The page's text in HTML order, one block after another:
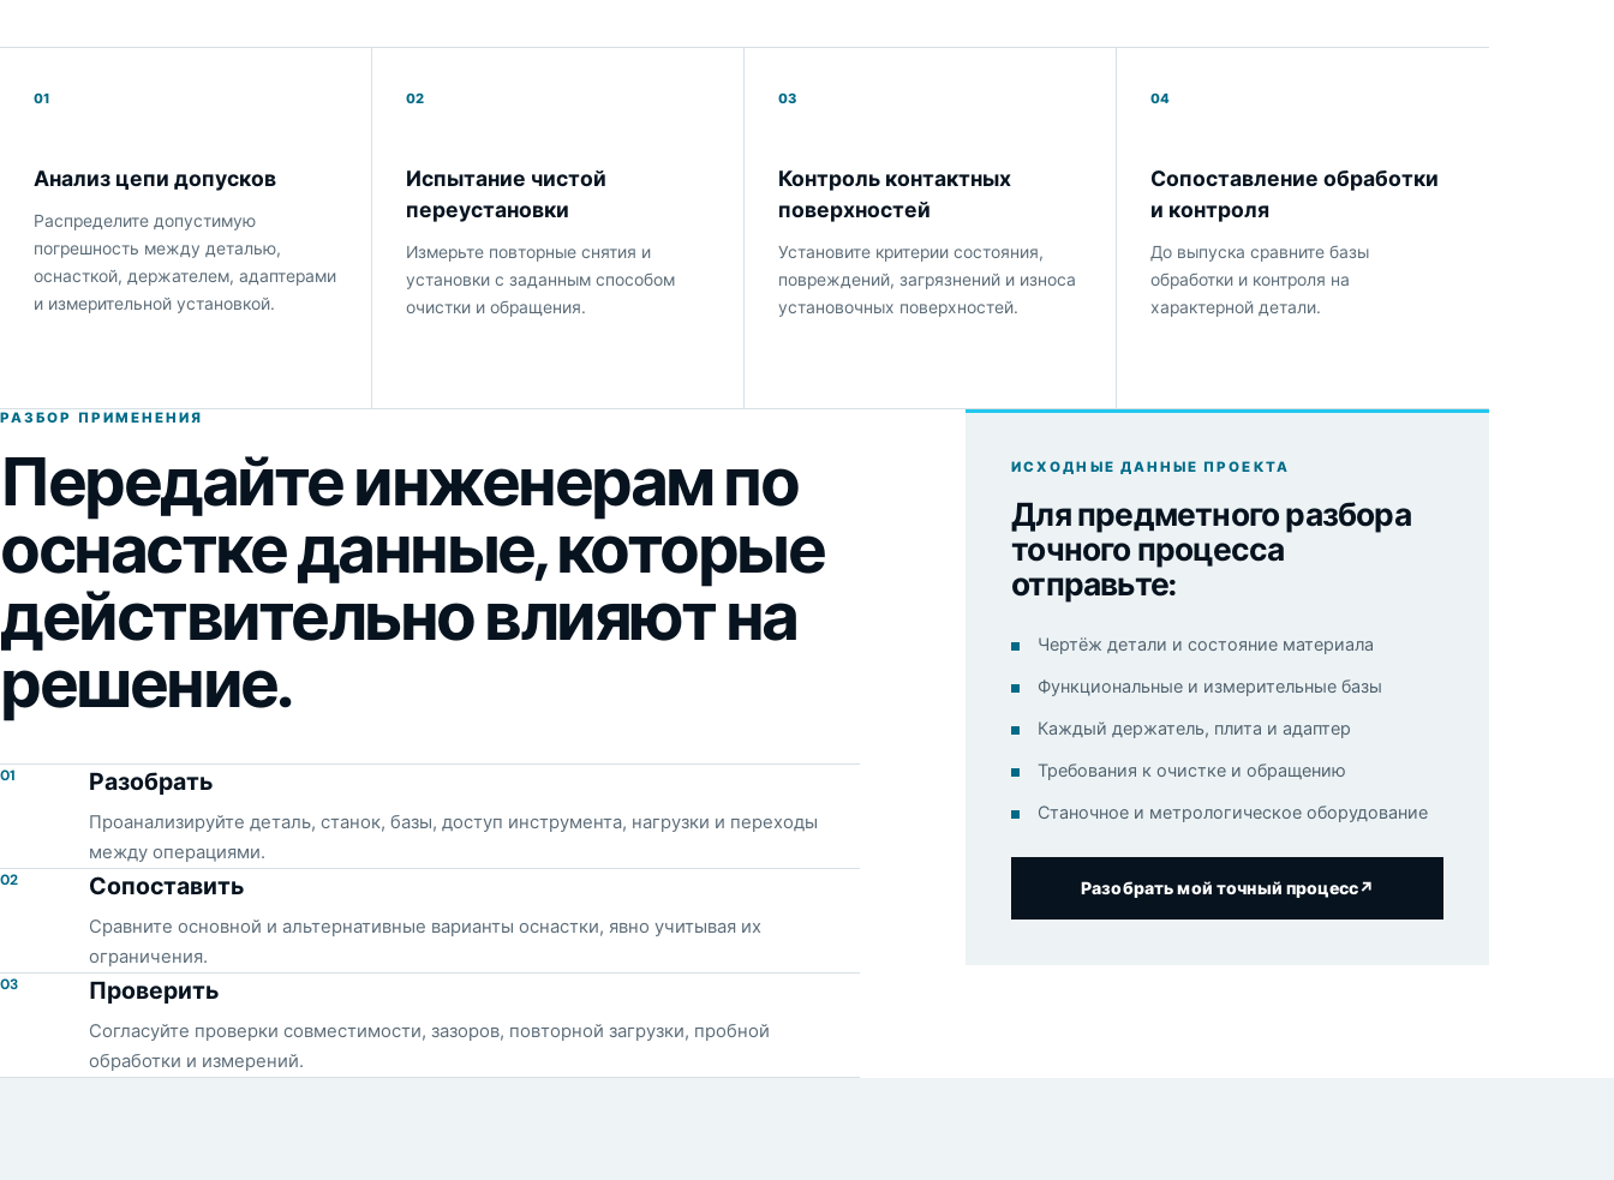
01
Анализ цепи допусков
Распределите допустимую
погрешность между деталью,
оснасткой, держателем, адаптерами
и измерительной установкой.
02
Испытание чистой
переустановки
Измерьте повторные снятия и
установки с заданным способом
очистки и обращения.
03
Контроль контактных
поверхностей
Установите критерии состояния,
повреждений, загрязнений и износа
установочных поверхностей.
04
Сопоставление обработки
и контроля
До выпуска сравните базы
обработки и контроля на
характерной детали.
РАЗБОР ПРИМЕНЕНИЯ
Передайте инженерам по
оснастке данные, которые
действительно влияют на
решение.
01 Разобрать
Проанализируйте деталь, станок, базы, доступ инструмента, нагрузки и переходы
между операциями.
02 Сопоставить
Сравните основной и альтернативные варианты оснастки, явно учитывая их
ограничения.
03 Проверить
Согласуйте проверки совместимости, зазоров, повторной загрузки, пробной
обработки и измерений.
ИСХОДНЫЕ ДАННЫЕ ПРОЕКТА
Для предметного разбора
точного процесса
отправьте:
Чертёж детали и состояние материала
Функциональные и измерительные базы
Каждый держатель, плита и адаптер
Требования к очистке и обращению
Станочное и метрологическое оборудование
Разобрать мой точный процесс↗